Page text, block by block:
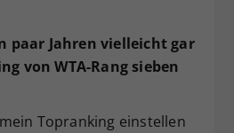
paar Jahren vielleicht gar
von WTA-Rang sieben
Topranking einstellen